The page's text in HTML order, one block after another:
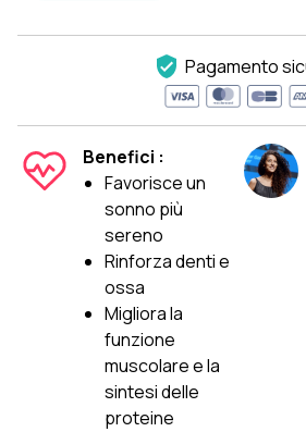
Pagamento
Benefici :
Favorisce un
sonno più
sereno
Rinforza denti e
ossa
Migliora la
funzione
muscolare e la
sintesi delle
proteine